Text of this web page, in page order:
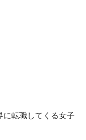
に転職してくる女子